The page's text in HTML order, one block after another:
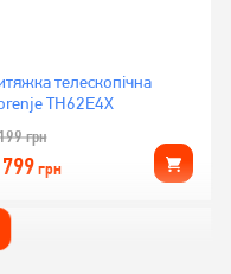
телескопічна
TH62E4X
грн
грн